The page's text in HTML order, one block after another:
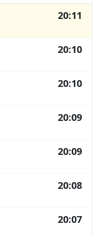
20:11
20:10
20:10
20:09
20:09
20:08
20:07